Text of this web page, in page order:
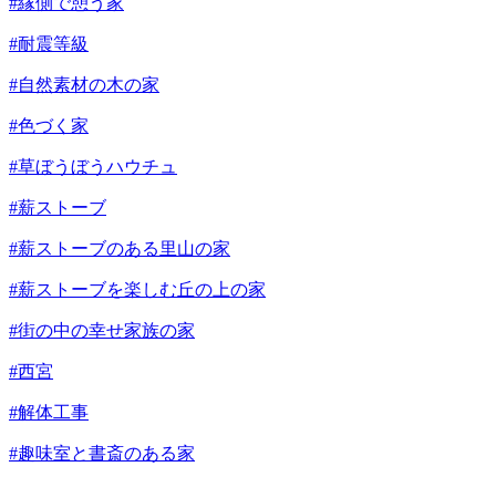
#耐震等級
#自然素材の木の家
#色づく家
#草ぼうぼうハウチュ
#薪ストーブ
#薪ストーブのある里山の家
#薪ストーブを楽しむ丘の上の家
#街の中の幸せ家族の家
#西宮
#解体工事
#趣味室と書斎のある家